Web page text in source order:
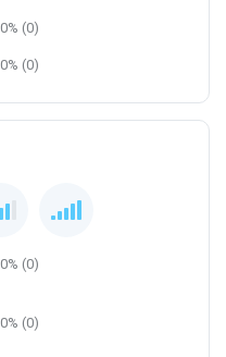
0% (0)
0% (0)
0% (0)
0% (0)